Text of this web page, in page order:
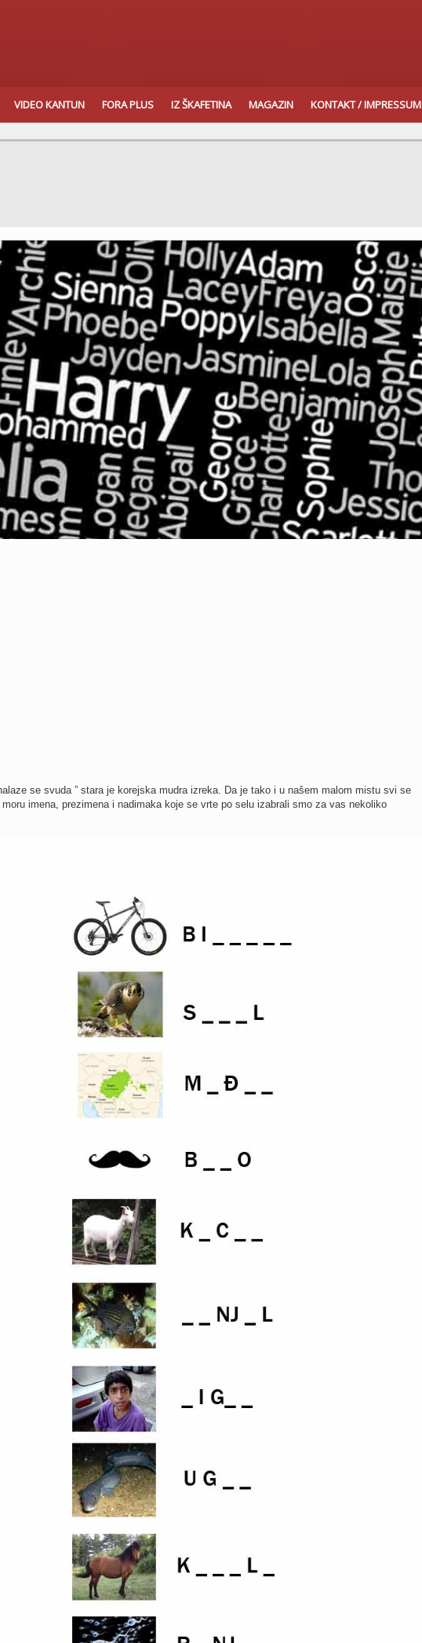
VIDEO KANTUN FORA PLUS IZ ŠKAFETINA MAGAZIN KONTAKT / IMPRESSUM
se svuda ” stara je korejska mudra izreka. Da je tako i u našem malom mistu svi se
imena, prezimena i nadimaka koje se vrte po selu izabrali smo za vas nekoliko